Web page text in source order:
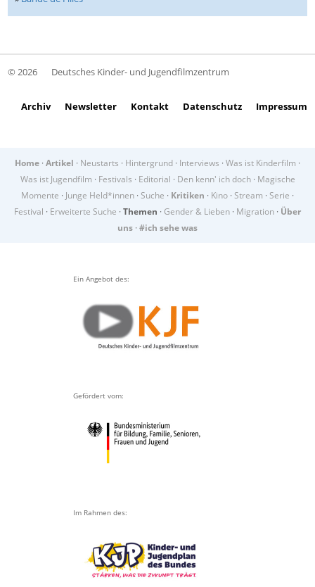
© 2026 Deutsches Kinder- und Jugendfilmzentrum
Archiv Newsletter Kontakt Datenschutz Impressum
Home · Artikel · Neustarts · Hintergrund · Interviews · Was ist Kinderfilm ·
Was ist Jugendfilm · Festivals · Editorial · Den kenn' ich doch· Magische
Momente · Junge Held*innen · Suche · Kritiken · Kino · Stream · Serie ·
Festival · Erweiterte Suche · Themen · Gender & Lieben · Migration · Über
uns · #ich sehe was
Ein Angebot des:
Gefördert vom:
Im Rahmen des: